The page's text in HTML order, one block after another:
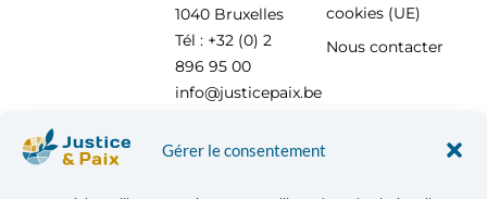
Gérer le consentement
1040 Bruxelles
Tél : +32 (0) 2
896 95 00
info@justicepaix.be
cookies (UE)
Nous contacter